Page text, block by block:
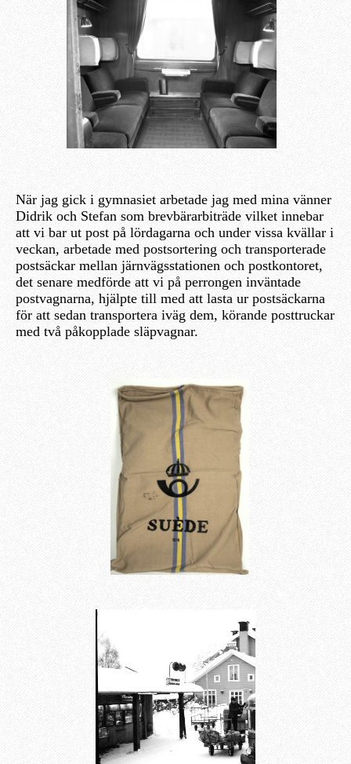
När jag gick i gymnasiet arbetade jag med mina vänner
Didrik och Stefan som brevbärarbiträde vilket innebar
att vi bar ut post på lördagarna och under vissa kvällar i
veckan, arbetade med postsortering och transporterade
postsäckar mellan järnvägsstationen och postkontoret,
det senare medförde att vi på perrongen inväntade
postvagnarna, hjälpte till med att lasta ur postsäckarna
för att sedan transportera iväg dem, körande posttruckar
med två påkopplade släpvagnar.